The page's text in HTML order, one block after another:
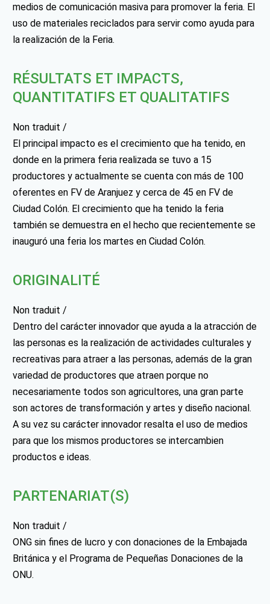
medios de comunicación masiva para promover la feria. El
uso de materiales reciclados para servir como ayuda para
la realización de la Feria.
RÉSULTATS ET IMPACTS,
QUANTITATIFS ET QUALITATIFS
Non traduit /
El principal impacto es el crecimiento que ha tenido, en
donde en la primera feria realizada se tuvo a 15
productores y actualmente se cuenta con más de 100
oferentes en FV de Aranjuez y cerca de 45 en FV de
Ciudad Colón. El crecimiento que ha tenido la feria
también se demuestra en el hecho que recientemente se
inauguró una feria los martes en Ciudad Colón.
ORIGINALITÉ
Non traduit /
Dentro del carácter innovador que ayuda a la atracción de
las personas es la realización de actividades culturales y
recreativas para atraer a las personas, además de la gran
variedad de productores que atraen porque no
necesariamente todos son agricultores, una gran parte
son actores de transformación y artes y diseño nacional.
A su vez su carácter innovador resalta el uso de medios
para que los mismos productores se intercambien
productos e ideas.
PARTENARIAT(S)
Non traduit /
ONG sin fines de lucro y con donaciones de la Embajada
Británica y el Programa de Pequeñas Donaciones de la
ONU.